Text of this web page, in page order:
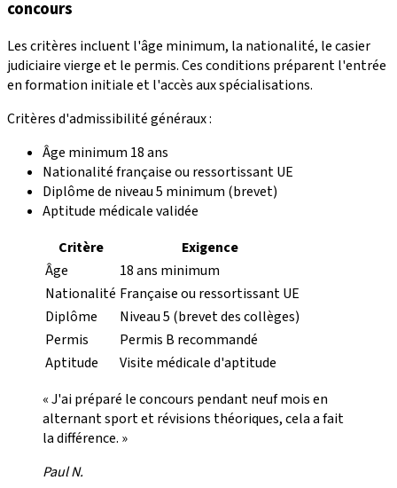
concours
Les critères incluent l'âge minimum, la nationalité, le casier
judiciaire vierge et le permis. Ces conditions préparent l'entrée
en formation initiale et l'accès aux spécialisations.
Critères d'admissibilité généraux :
Âge minimum 18 ans
Nationalité française ou ressortissant UE
Diplôme de niveau 5 minimum (brevet)
Aptitude médicale validée
Critère
Exigence
Âge
18 ans minimum
Nationalité Française ou ressortissant UE
Diplôme
Niveau 5 (brevet des collèges)
Permis
Permis B recommandé
Aptitude
Visite médicale d'aptitude
« J'ai préparé le concours pendant neuf mois en
alternant sport et révisions théoriques, cela a fait
la différence. »
Paul N.